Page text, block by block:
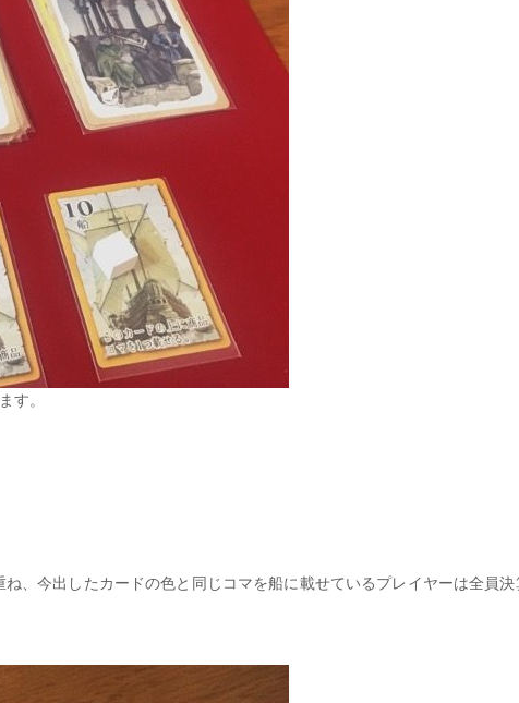
す。
、今出したカードの色と同じコマを船に載せているプレイヤーは全員